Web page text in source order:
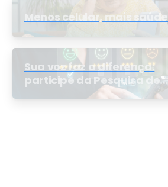
Menos celular, mais saúde
Sua voz faz a diferença:
participe da Pesquisa de
Satisfação 2026